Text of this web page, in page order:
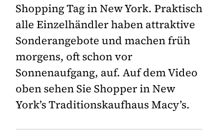
Shopping Tag in New York. Praktisch
alle Einzelhändler haben attraktive
Sonderangebote und machen früh
morgens, oft schon vor
Sonnenaufgang, auf. Auf dem Video
oben sehen Sie Shopper in New
York’s Traditionskaufhaus Macy’s.